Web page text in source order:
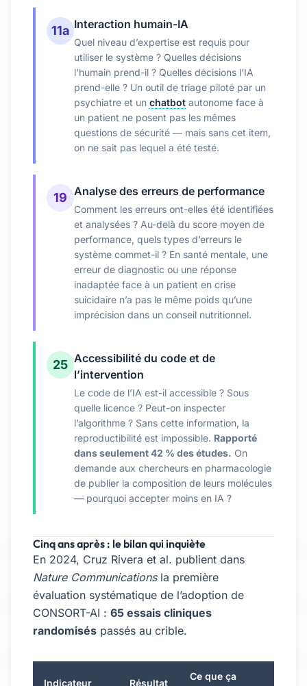
11a Interaction humain-IA
Quel niveau d’expertise est requis pour
utiliser le système ? Quelles décisions
l’humain prend-il ? Quelles décisions l’IA
prend-elle ? Un outil de triage piloté par un
psychiatre et un chatbot autonome face à
un patient ne posent pas les mêmes
questions de sécurité — mais sans cet item,
on ne sait pas lequel a été testé.
19 Analyse des erreurs de performance
Comment les erreurs ont-elles été identifiées
et analysées ? Au-delà du score moyen de
performance, quels types d’erreurs le
système commet-il ? En santé mentale, une
erreur de diagnostic ou une réponse
inadaptée face à un patient en crise
suicidaire n’a pas le même poids qu’une
imprécision dans un conseil nutritionnel.
25 Accessibilité du code et de
l’intervention
Le code de l’IA est-il accessible ? Sous
quelle licence ? Peut-on inspecter
l’algorithme ? Sans cette information, la
reproductibilité est impossible. Rapporté
dans seulement 42 % des études. On
demande aux chercheurs en pharmacologie
de publier la composition de leurs molécules
— pourquoi accepter moins en IA ?
Cinq ans après : le bilan qui inquiète
En 2024, Cruz Rivera et al. publient dans
Nature Communicationsla première
évaluation systématique de l’adoption de
CONSORT-AI : 65 essais cliniques
randomisés passés au crible.
Indicateur Résultat
Ce que ça